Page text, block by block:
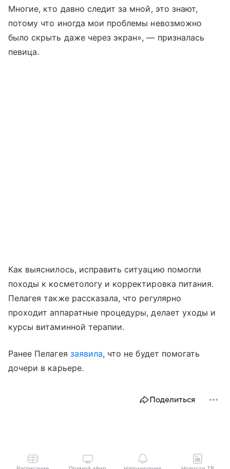
Многие, кто давно следит за мной, это знают,
потому что иногда мои проблемы невозможно
было скрыть даже через экран», — призналась
певица.
Как выяснилось, исправить ситуацию помогли
походы к косметологу и корректировка питания.
Пелагея также рассказала, что регулярно
проходит аппаратные процедуры, делает уходы и
курсы витаминной терапии.
Ранее Пелагея заявила, что не будет помогать
дочери в карьере.
Поделиться